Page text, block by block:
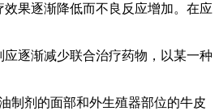
果逐渐降低而不良反应增加。在应
逐渐减少联合治疗药物，以某一种
制剂的面部和外生殖器部位的牛皮